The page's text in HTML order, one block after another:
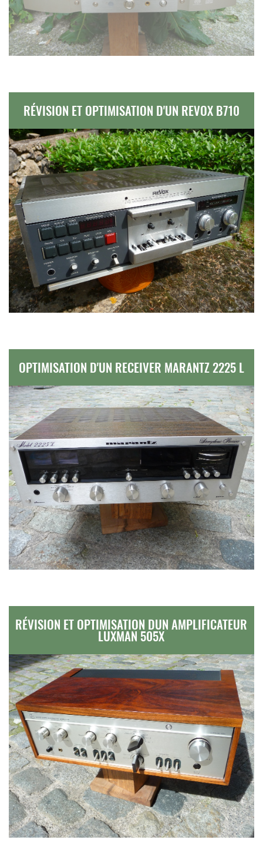
RÉVISION ET OPTIMISATION D'UN REVOX B710
OPTIMISATION D'UN RECEIVER MARANTZ 2225 L
RÉVISION ET OPTIMISATION DUN AMPLIFICATEUR
LUXMAN 505X